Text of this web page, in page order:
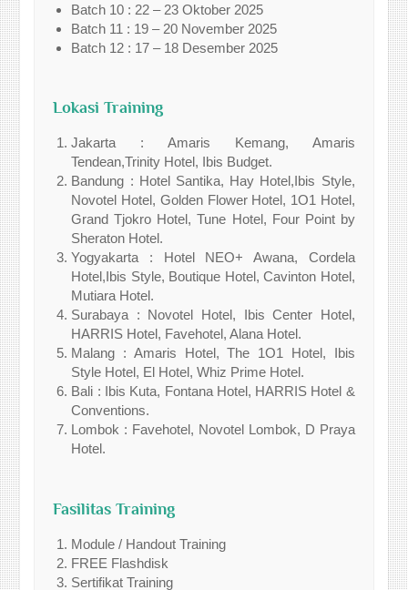
Batch 10 : 22 – 23 Oktober 2025
Batch 11 : 19 – 20 November 2025
Batch 12 : 17 – 18 Desember 2025
Lokasi Training
Jakarta : Amaris Kemang, Amaris
Tendean,Trinity Hotel, Ibis Budget.
Bandung : Hotel Santika, Hay Hotel,Ibis Style,
Novotel Hotel, Golden Flower Hotel, 1O1 Hotel,
Grand Tjokro Hotel, Tune Hotel, Four Point by
Sheraton Hotel.
Yogyakarta : Hotel NEO+ Awana, Cordela
Hotel,Ibis Style, Boutique Hotel, Cavinton Hotel,
Mutiara Hotel.
Surabaya : Novotel Hotel, Ibis Center Hotel,
HARRIS Hotel, Favehotel, Alana Hotel.
Malang : Amaris Hotel, The 1O1 Hotel, Ibis
Style Hotel, El Hotel, Whiz Prime Hotel.
Bali : Ibis Kuta, Fontana Hotel, HARRIS Hotel &
Conventions.
Lombok : Favehotel, Novotel Lombok, D Praya
Hotel.
Fasilitas Training
Module / Handout Training
FREE Flashdisk
Sertifikat Training